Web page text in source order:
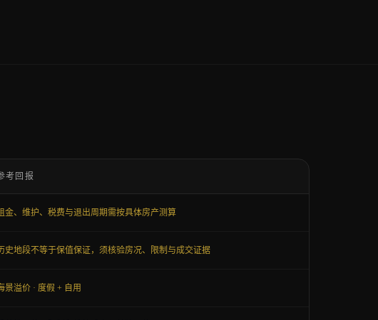
考回报
金、维护、税费与退出周期需按具体房产测算
史地段不等于保值保证，须核验房况、限制与成交证据
景溢价 · 度假 + 自用